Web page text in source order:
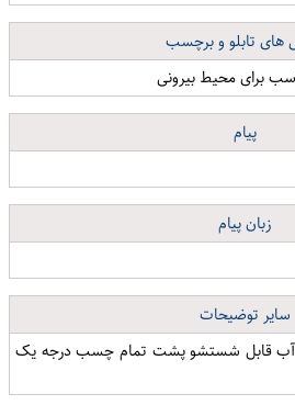
های تابلو و برچسب
برای محیط بیرونی
پیام
زبان پیام
سایر توضیحات
قابل شستشو پشت تمام چسب درجه یک